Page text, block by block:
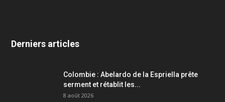
Derniers articles
Colombie : Abelardo de la Espriella prête
serment et rétablit les...
8 août 2026